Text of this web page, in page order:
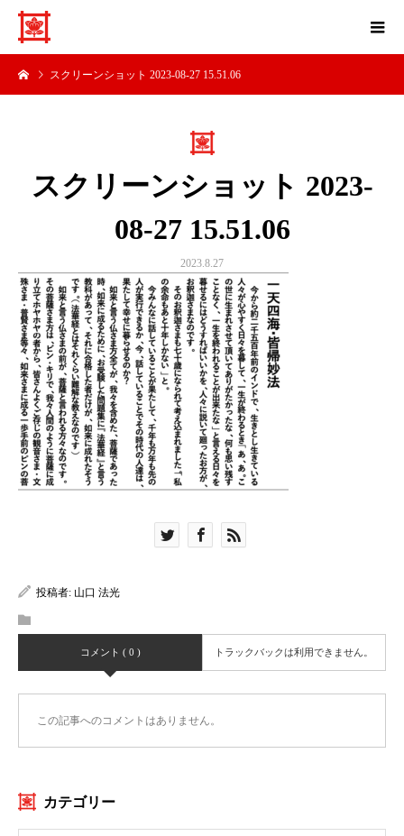
スクリーンショット 2023-08-27 15.51.06
スクリーンショット 2023-
08-27 15.51.06
2023.8.27
投稿者: 山口 法光
コメント ( 0 ) トラックバックは利用できません。
この記事へのコメントはありません。
カテゴリー